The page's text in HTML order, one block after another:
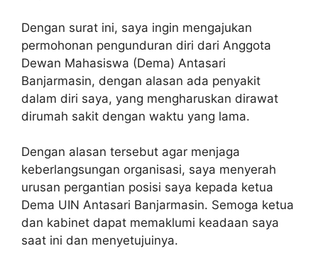
Dengan surat ini, saya ingin mengajukan
permohonan pengunduran diri dari Anggota
Dewan Mahasiswa (Dema) Antasari
Banjarmasin, dengan alasan ada penyakit
dalam diri saya, yang mengharuskan dirawat
dirumah sakit dengan waktu yang lama.
Dengan alasan tersebut agar menjaga
keberlangsungan organisasi, saya menyerah
urusan pergantian posisi saya kepada ketua
Dema UIN Antasari Banjarmasin. Semoga ketua
dan kabinet dapat memaklumi keadaan saya
saat ini dan menyetujuinya.